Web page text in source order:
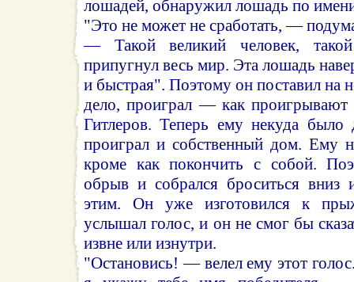
лошадей, обнаружил лошадь по
"Это не может не сработать, —
— Такой великий человек,
припугнул весь мир. Эта лошадь
и быстрая". Поэтому он поставил на
дело, проиграл — как проигрывают
Гитлеров. Теперь ему некуда
проиграл и собственный дом. Ему
кроме как покончить с собой.
обрыв и собрался броситься вниз
этим. Он уже изготовился к
услышал голос, и он не смог бы
извне или изнутри.
"Остановись! — велел ему этот